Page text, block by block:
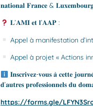
𝐧𝐚𝐭𝐢𝐨𝐧𝐚𝐥 𝐅𝐫𝐚𝐧𝐜𝐞 &
𝐋’𝐀𝐌𝐈 𝐞𝐭 𝐥’𝐀𝐀𝐏 :
Appel à manifestation
Appel à projet « Actions
𝐈𝐧𝐬𝐜𝐫𝐢𝐯𝐞𝐳-𝐯𝐨𝐮𝐬 𝐚̀ 𝐜𝐞𝐭𝐭𝐞
𝐝’𝐚𝐮𝐭𝐫𝐞𝐬 𝐩𝐫𝐨𝐟𝐞𝐬𝐬𝐢𝐨𝐧𝐧𝐞𝐥𝐬 𝐝𝐮
https://forms.gle/